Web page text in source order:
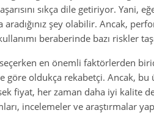
sıkça dile getiriyor. Yani,
şey olabilir. Ancak,
beraberinde bazı riskler
en önemli faktörlerden
göre oldukça rekabetçi. Ancak,
fiyat, her zaman daha iyi kalite
incelemeler ve araştırmalar